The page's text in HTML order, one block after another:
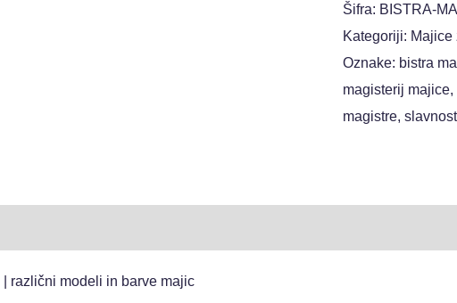
Šifra: BISTRA-
Kategoriji: Majice
Oznake: bistra
magisterij majice,
magistre,
| različni modeli in barve majic